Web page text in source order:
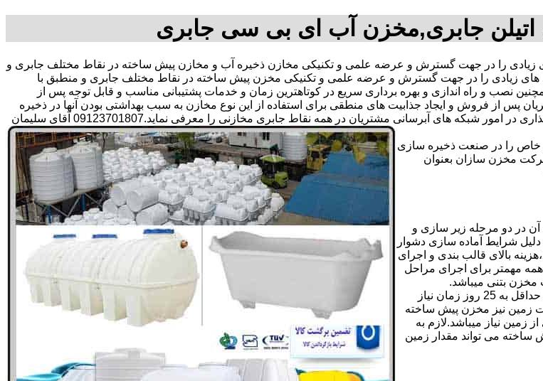
جابری,مخزن آب ای بی سی جابری
را در جهت گسترش و عرضه علمی و تکنیکی مخازن ذخیره آب و مخازن پیش ساخته در نقاط مختلف جابری و
های زیادی را در جهت گسترش و عرضه علمی و تکنیکی مخزن پیش ساخته در نقاط مختلف جابری و منطبق با
نصب و راه اندازی و بهره برداری سریع در کوتاهترین زمان و خدمات پشتیبانی مناسب و قابل توجه پس از
از فروش و ایجاد جذابیت های منطقی برای استفاده از این نوع مخازن به سبب بهداشتی بودن آنها در ذخیره
سازی آب آشامیدنی و سالم برای مدت زیاد و قیمت متعادل و مناسب و همچنین سرمایه گذاری در امور شبکه های آبرسانی مشتریان در همه نقاط جابری مخازنی را معرفی نماید.09123701807 آقای سلیمان
خاص را در صنعت ذخیره سازی
مخزن سازان بعنوان
در دو مرحله زیر سازی و
شرایط آماده سازی دشوار
بالای قالب بندی و اجرای
مهمتر برای اجرای مراحل
مخزن بتنی میباشد.
علاوه بر هزینه ساخت از نظر زمانبندی آماده سازی و احداث مخزن بتنی در بهترین شرایط حداقل به 25 روز زمان نیاز
می برد.از نظر مساحت زمین نیز مخزن پیش ساخته
زمین نیاز میباشد.لازم به
می تواند مقدار زمین